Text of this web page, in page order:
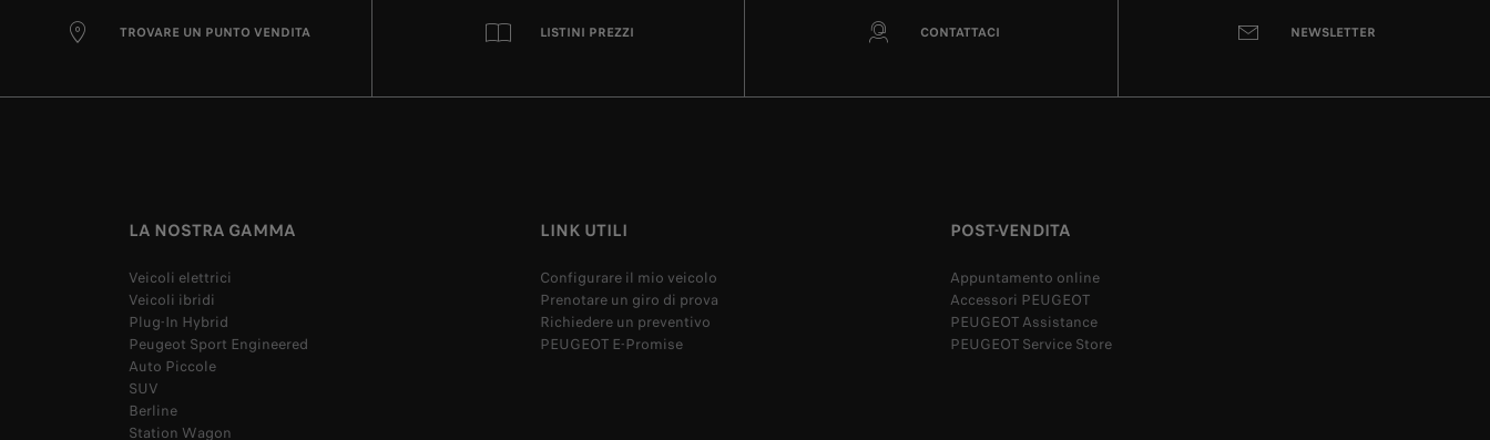
TROVARE UN PUNTO VENDITA LISTINI PREZZI CONTATTACI NEWSLETTER
LA NOSTRA GAMMA
Veicoli elettrici
Veicoli ibridi
Plug-In Hybrid
Peugeot Sport Engineered
Auto Piccole
SUV
Berline
Station Wagon
LINK UTILI
Configurare il mio veicolo
Prenotare un giro di prova
Richiedere un preventivo
PEUGEOT E-Promise
POST-VENDITA
Appuntamento online
Accessori PEUGEOT
PEUGEOT Assistance
PEUGEOT Service Store